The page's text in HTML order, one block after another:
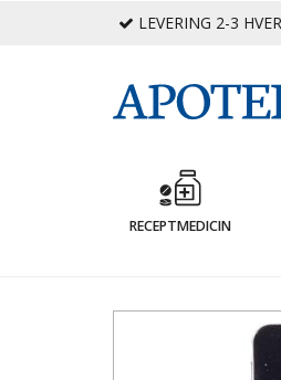
LEVERING 2-3
RECEPTMEDICIN